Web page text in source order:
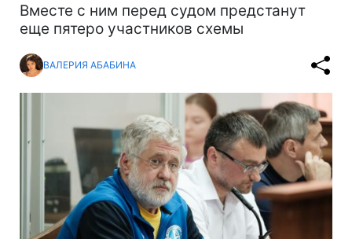
Вместе с ним перед судом предстанут
еще пятеро участников схемы
ВАЛЕРИЯ АБАБИНА